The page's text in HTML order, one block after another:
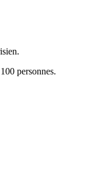
personnes.